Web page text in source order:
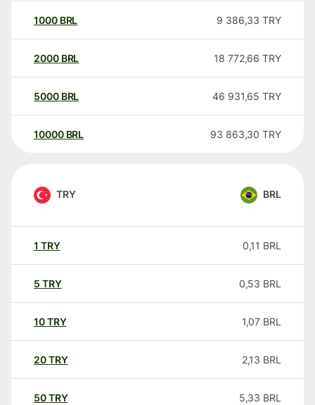
1000 BRL 9 386,33 TRY
2000 BRL 18 772,66 TRY
5000 BRL 46 931,65 TRY
10000 BRL 93 863,30 TRY
TRY BRL
1 TRY 0,11 BRL
5 TRY 0,53 BRL
10TRY 1,07 BRL
20TRY 2,13 BRL
50TRY 5,33 BRL